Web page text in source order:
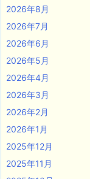
2026年8月
2026年7月
2026年6月
2026年5月
2026年4月
2026年3月
2026年2月
2026年1月
2025年12月
2025年11月